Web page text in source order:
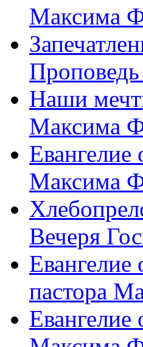
Максима
Наши
Максима
Максима
Вечеря
пастора